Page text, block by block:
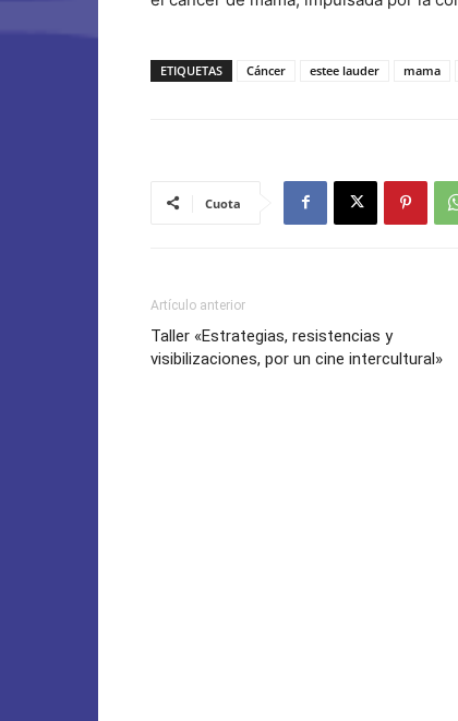
ETIQUETAS Cáncer estee lauder mama
Cuota
Artículo anterior
Taller «Estrategias, resistencias y
visibilizaciones, por un cine intercultural»